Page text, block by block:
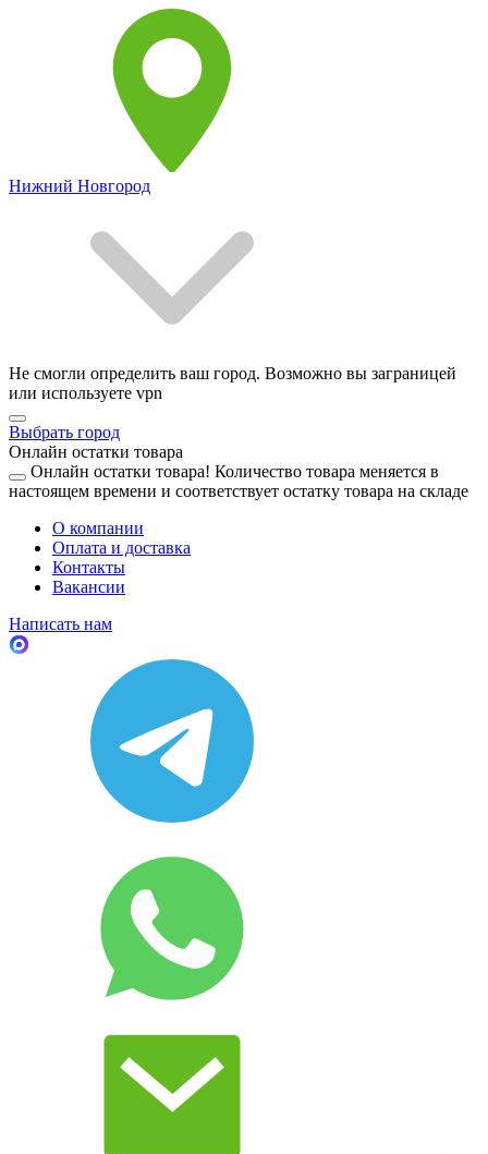
Нижний Новгород
Не смогли определить ваш город. Возможно вы заграницей
или используете vpn
Выбрать город
Онлайн остатки товара
Онлайн остатки товара! Количество товара меняется в
настоящем времени и соответствует остатку товара на складе
О компании
Оплата и доставка
Контакты
Вакансии
Написать нам